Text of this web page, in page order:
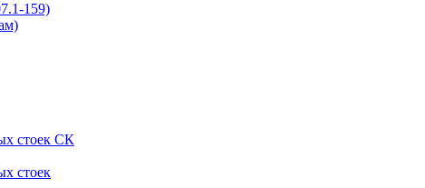
159)
стоек СК
стоек